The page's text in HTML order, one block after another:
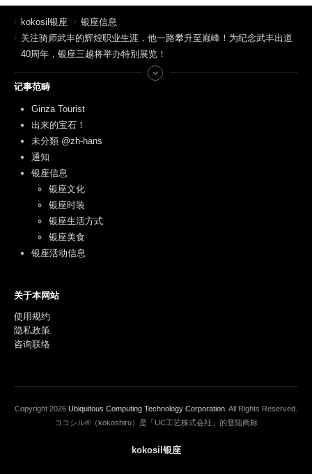
kokosil银座
银座信息
关注骑师武丰的辉煌职业生涯，他一路攀升至巅峰！为纪念武丰出道
40周年，银座三越将举办特别展览！
记事范畴
Ginza Tourist
出来的宝石！
未分類 @zh-hans
通知
银座信息
银座文化
银座时装
银座生活方式
银座美食
银座活动信息
关于本网站
使用规约
隐私政策
咨询联络
Copyright 2026 Ubiquitous Computing Technology Corporation . All Rights Reserved.
ココシル®（kokoshiru）是「UC工艺株式会社」的登陆商标
kokosil银座